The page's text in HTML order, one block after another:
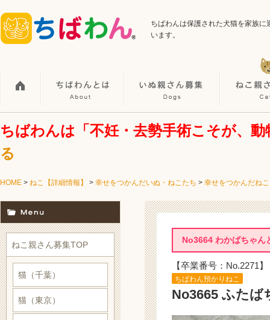
ちばわんは保護された犬猫を家族
います。
ちばわんは「不妊・去勢手術こそが、
る
HOME > ねこ【詳細情報】 > 幸せをつかんだいぬ・ねこたち > 幸せをつかんだねこ
No3664 わかばちゃん
【卒業番号：No.2271】
ちばわん預かりねこ
No3665 ふたば
ねこ親さん募集TOP
猫（千葉）
猫（東京）